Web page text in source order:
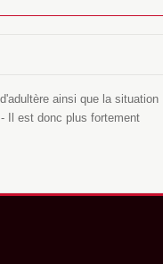
ainsi que la situation
Il est donc plus fortement